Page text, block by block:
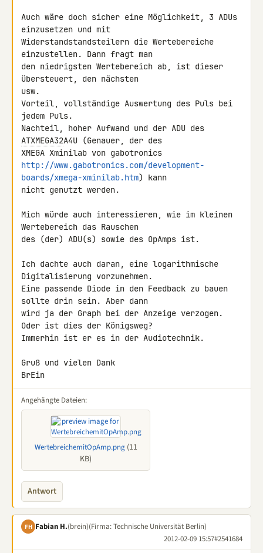
Auch wäre doch sicher eine Möglichkeit, 3 ADUs
einzusetzen und mit
Widerstandstandsteilern die Wertebereiche
einzustellen. Dann fragt man
den niedrigsten Wertebereich ab, ist dieser
übersteuert, den nächsten
usw.
Vorteil, vollständige Auswertung des Puls bei
jedem Puls.
ATXMEGA32A4U (Genauer, der des
http://www.gabotronics.com/development-
boards/xmega-xminilab.htm) kann
nicht genutzt werden.
Mich würde auch interessieren, wie im kleinen
Wertebereich das Rauschen
des (der) ADU(s) sowie des OpAmps ist.
Ich dachte auch daran, eine logarithmische
Digitalisierung vorzunehmen.
Eine passende Diode in den Feedback zu bauen
sollte drin sein. Aber dann
wird ja der Graph bei der Anzeige verzogen.
Oder ist dies der Königsweg?
Immerhin ist er es in der Audiotechnik.
Gruß und vielen Dank
BrEin
Angehängte Dateien:
WertebreichemitOpAmp.png(11
KB)
Antwort
FH Fabian H.(brein)(Firma: Technische Universität Berlin)
2012-02-09 15:57#2541684